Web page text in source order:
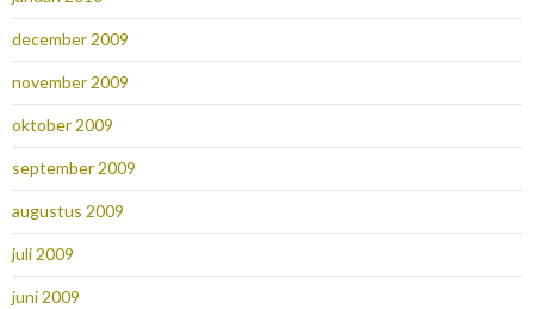
december 2009
november 2009
oktober 2009
september 2009
augustus 2009
juli 2009
juni 2009